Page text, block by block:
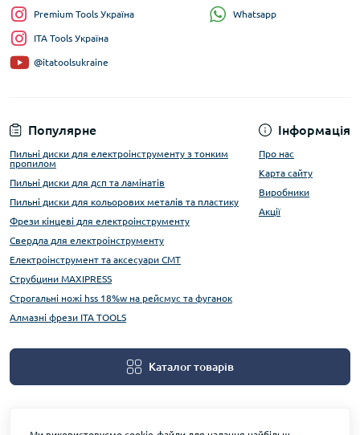
Популярне
Пильні диски для електроінструменту з тонким
пропилом
Пильні диски для дсп та ламінатів
Пильні диски для кольорових металів та пластику
Фрези кінцеві для електроінструменту
Свердла для електроінструменту
Електроінструмент та аксесуари CMT
Струбцини MAXIPRESS
Строгальні ножі hss 18%w на рейсмус та фуганок
Алмазні фрези ITA TOOLS
Інформація
Про нас
Карта сайту
Виробники
Акції
Каталог товарів
Premium Tools Україна
ITA Tools Україна
@itatoolsukraine
Whatsapp